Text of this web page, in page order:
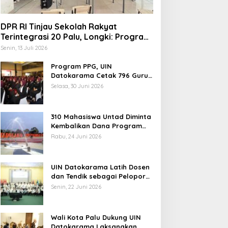
Hak Sipil, PKB
8 Catatan RUU
Kenaikan Gaji Kepala
Daerah
DPR RI Tinjau Sekolah Rakyat
Terintegrasi 20 Palu, Longki: Program
Prabowo Angkat Martabat Anak
Senin, 13 Juli 2026
Program PPG, UIN
Datokarama Cetak 796 Guru
Profesional
Selasa, 30 Juni 2026
310 Mahasiswa Untad Diminta
Kembalikan Dana Program
Berani Cerdas, Kadisdik
Rabu, 24 Juni 2026
UIN Datokarama Latih Dosen
dan Tendik sebagai Pelopor
Moderasi Beragama
Senin, 22 Juni 2026
Wali Kota Palu Dukung UIN